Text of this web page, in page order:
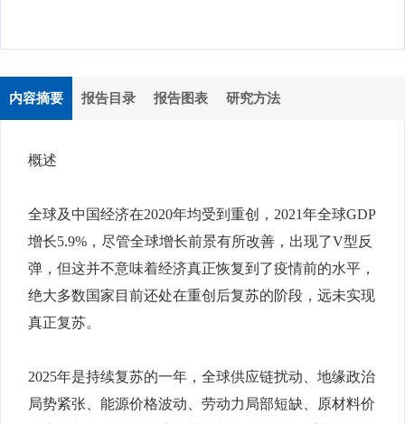
内容摘要 报告目录 报告图表 研究方法
概述
全球及中国经济在2020年均受到重创，2021年全球GDP
增长5.9%，尽管全球增长前景有所改善，出现了V型反
弹，但这并不意味着经济真正恢复到了疫情前的水平，
绝大多数国家目前还处在重创后复苏的阶段，远未实现
真正复苏。
2025年是持续复苏的一年，全球供应链扰动、地缘政治
局势紧张、能源价格波动、劳动力局部短缺、原材料价